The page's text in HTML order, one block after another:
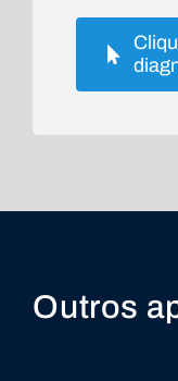
Outros